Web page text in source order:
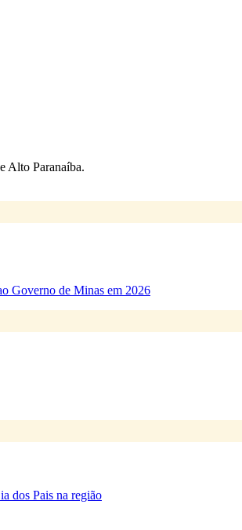
Alto Paranaíba.
Governo de Minas em 2026
dos Pais na região